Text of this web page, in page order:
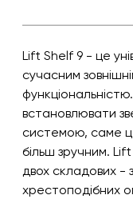
Lift Shelf 9 - це
сучасним
встановлювати
системою, саме
більш зручним.
двох складових -
хрестоподібних